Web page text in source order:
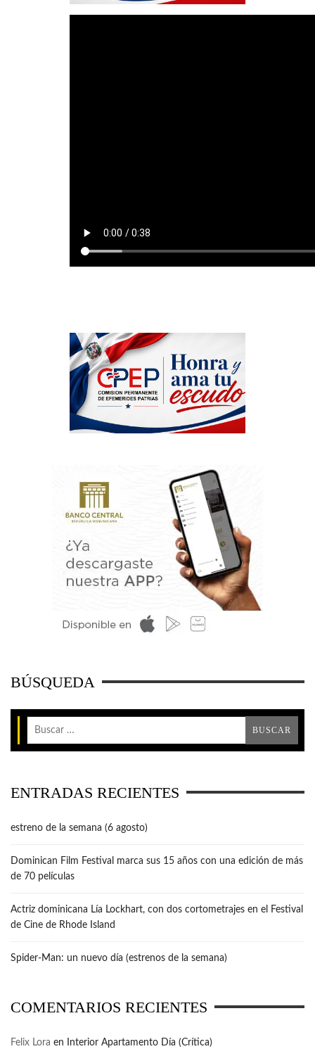
BÚSQUEDA
ENTRADAS RECIENTES
estreno de la semana (6 agosto)
Dominican Film Festival marca sus 15 años con una edición de más
de 70 películas
Actriz dominicana Lía Lockhart, con dos cortometrajes en el Festival
de Cine de Rhode Island
Spider-Man: un nuevo día (estrenos de la semana)
COMENTARIOS RECIENTES
Felix Lora en Interior Apartamento Día (Crítica)